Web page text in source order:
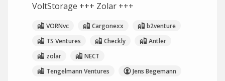
VoltStorage +++ Zolar +++
VORNvc Cargonexx
b2venture
TS Ventures
Checkly
Antler
zolar
NECT
Tengelmann Ventures
Jens Begemann